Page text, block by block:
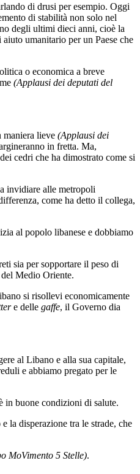
di drusi per esempio. Oggi
di stabilità non solo nel
degli ultimi dieci anni, cioè la
umanitario per un Paese che
o economica a breve
(Applausi dei deputati del
maniera lieve (Applausi dei
in fretta. Ma,
cedri che ha dimostrato come si
invidiare alle metropoli
come ha detto il collega,
al popolo libanese e dobbiamo
sia per sopportare il peso di
Medio Oriente.
si risollevi economicamente
e delle gaffe, il Governo dia
al Libano e alla sua capitale,
e abbiamo pregato per le
in buone condizioni di salute.
la disperazione tra le strade, che
MoVimento 5 Stelle).